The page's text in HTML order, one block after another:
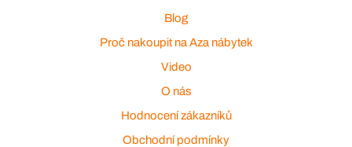
Blog
Proč nakoupit na Aza nábytek
Video
O nás
Hodnocení zákazníků
Obchodní podmínky